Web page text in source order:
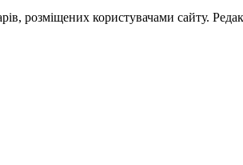
розміщених користувачами сайту.